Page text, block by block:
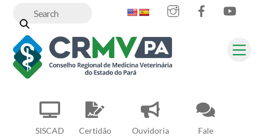
content
SISCAD
Certidão
Ouvidoria
Fale
InstagramFacebook